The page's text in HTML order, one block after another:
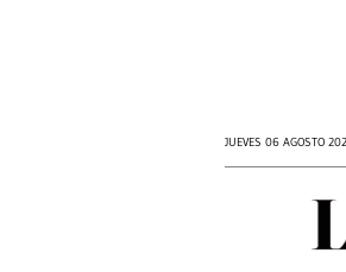
JUEVES 06 AGOSTO